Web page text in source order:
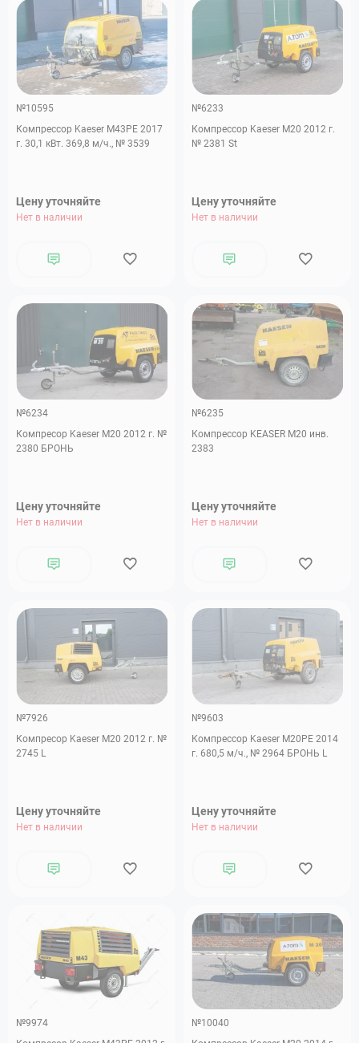
№10595
Компрессор Kaeser M43PE 2017
г. 30,1 кВт. 369,8 м/ч., № 3539
Цену уточняйте
Нет в наличии
№6233
Компрессор Kaeser M20 2012 г.
№ 2381 St
Цену уточняйте
Нет в наличии
№6234
Компресор Kaeser M20 2012 г. №
2380 БРОНЬ
Цену уточняйте
Нет в наличии
№6235
Компрессор KEASER M20 инв.
2383
Цену уточняйте
Нет в наличии
№7926
Компресор Kaeser M20 2012 г. №
2745 L
Цену уточняйте
Нет в наличии
№9603
Компрессор Kaeser M20PE 2014
г. 680,5 м/ч., № 2964 БРОНЬ L
Цену уточняйте
Нет в наличии
№9974
№10040